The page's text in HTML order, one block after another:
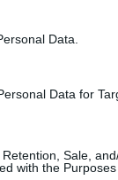
Data.
Data for
Sale,
with the